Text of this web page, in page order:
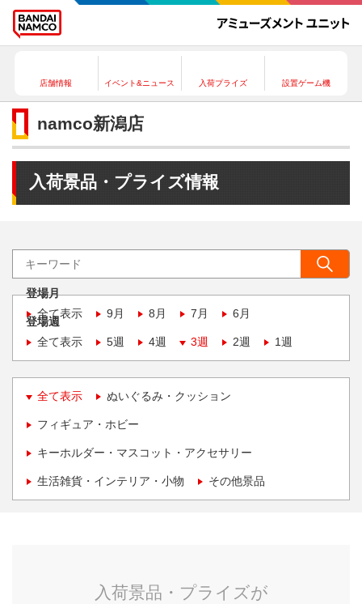
店舗情報 イベント&ニュース 入荷プライズ 設置ゲーム機
namco新潟店
入荷景品・プライズ情報
登場月
全て表示
9月 8月 7月 6月
登場週
全て表示
5週 4週 3週 2週 1週
全て表示 ぬいぐるみ・クッション
フィギュア・ホビー
キーホルダー・マスコット・アクセサリー
生活雑貨・インテリア・小物 その他景品